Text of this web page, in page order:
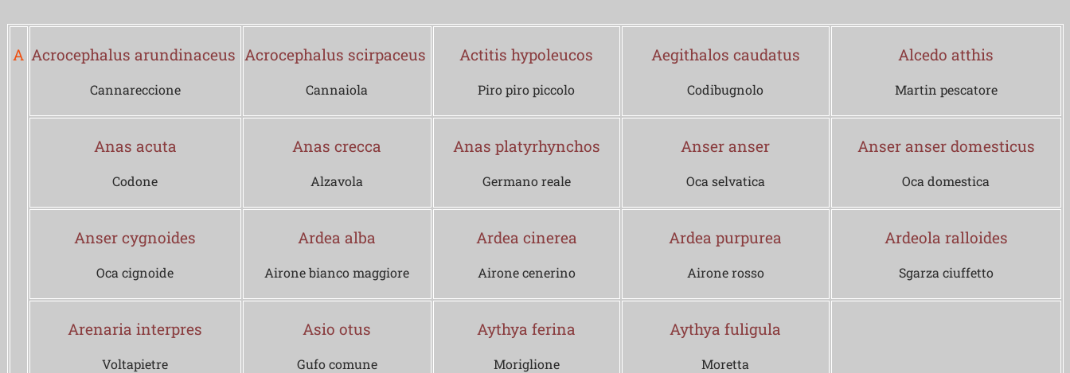
A Acrocephalus arundinaceus
Cannareccione
Acrocephalus scirpaceus
Cannaiola
Actitis hypoleucos
Piro piro piccolo
Aegithalos caudatus
Codibugnolo
Alcedo atthis
Martin pescatore
Anas acuta
Codone
Anas crecca
Alzavola
Anas platyrhynchos
Germano reale
Anser anser
Oca selvatica
Anser anser domesticus
Oca domestica
Anser cygnoides
Oca cignoide
Ardea alba
Airone bianco maggiore
Ardea cinerea
Airone cenerino
Ardea purpurea
Airone rosso
Ardeola ralloides
Sgarza ciuffetto
Arenaria interpres
Voltapietre
Asio otus
Gufo comune
Aythya ferina
Moriglione
Aythya fuligula
Moretta